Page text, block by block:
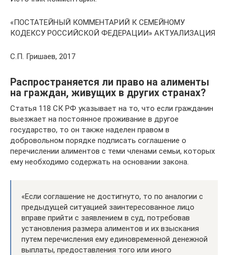
«ПОСТАТЕЙНЫЙ КОММЕНТАРИЙ К СЕМЕЙНОМУ
КОДЕКСУ РОССИЙСКОЙ ФЕДЕРАЦИИ» АКТУАЛИЗАЦИЯ
С.П. Гришаев, 2017
Распространяется ли право на алименты
на граждан, живущих в других странах?
Статья 118 СК РФ указывает на то, что если гражданин
выезжает на постоянное проживание в другое
государство, то он также наделен правом в
добровольном порядке подписать соглашение о
перечислении алиментов с теми членами семьи, которых
ему необходимо содержать на основании закона.
«Если соглашение не достигнуто, то по аналогии с
предыдущей ситуацией заинтересованное лицо
вправе прийти с заявлением в суд, потребовав
установления размера алиментов и их взыскания
путем перечисления ему единовременной денежной
выплаты, предоставления того или иного